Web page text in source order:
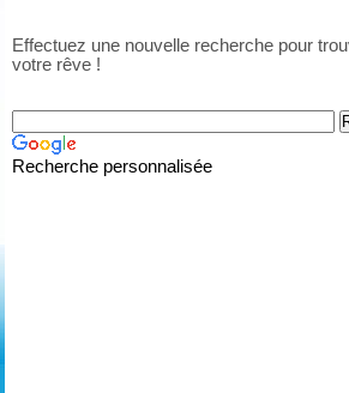
Effectuez une nouvelle recherche pour
votre rêve !
Recherche personnalisée